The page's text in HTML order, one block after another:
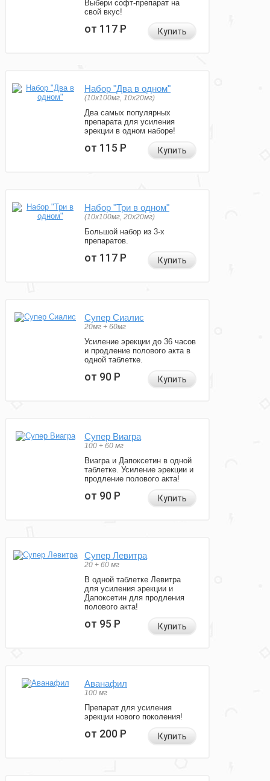
Выбери софт-препарат на
свой вкус!
от 117Р Купить
Набор "Два в одном"
(10x100мг, 10x20мг)
Два самых популярных
препарата для усиления
эрекции в одном наборе!
от 115Р Купить
Набор "Три в одном"
(10x100мг, 20x20мг)
Большой набор из 3-х
препаратов.
от 117Р Купить
Супер Сиалис
20мг + 60мг
Усиление эрекции до 36 часов
и продление полового акта в
одной таблетке.
от 90Р Купить
Супер Виагра
100 + 60 мг
Виагра и Дапоксетин в одной
таблетке. Усиление эрекции и
продление полового акта!
от 90Р Купить
Супер Левитра
20 + 60 мг
В одной таблетке Левитра
для усиления эрекции и
Дапоксетин для продления
полового акта!
от 95Р Купить
Аванафил
100 мг
Препарат для усиления
эрекции нового поколения!
от 200Р Купить